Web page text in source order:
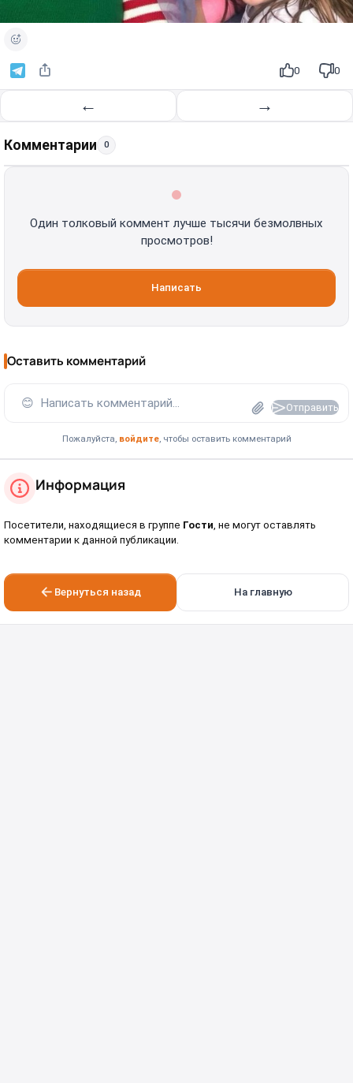
0 0
← →
Комментарии 0
Один толковый коммент лучше тысячи безмолвных
просмотров!
Написать
Оставить комментарий
😊 Написать комментарий... Отправить
Пожалуйста, войдите, чтобы оставить комментарий
Информация
Посетители, находящиеся в группе Гости , не могут оставлять
комментарии к данной публикации.
Вернуться назад На главную